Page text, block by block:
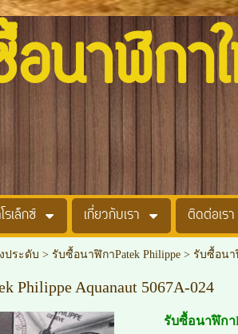
ฬิกาใ
เล็กซ์ เกี่ยวกับเรา ติดต่อเรา
ประดับ > รับซื้อนาฬิกาPatek Philippe> รับซื้อนา
Philippe Aquanaut 5067A-024
รับซื้อนาฬิกา